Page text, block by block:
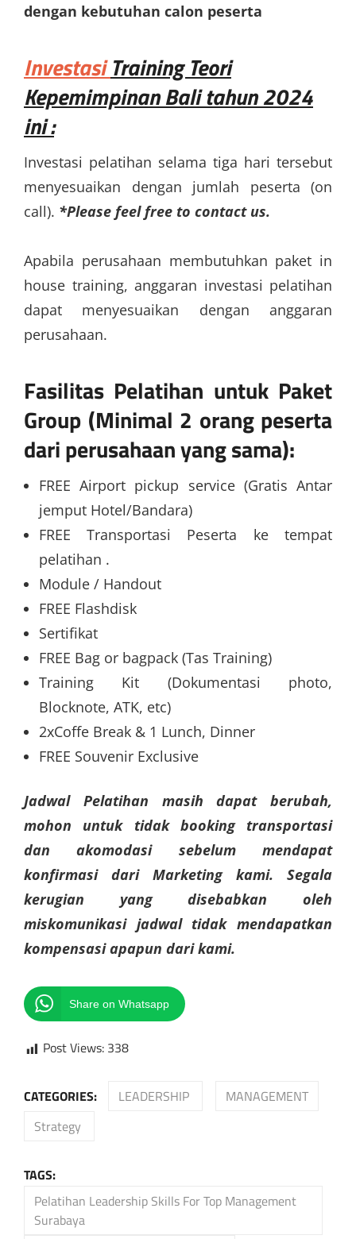
dengan kebutuhan calon peserta
Investasi Training Teori
Kepemimpinan Balitahun 2024
ini :
Investasi pelatihan selama tiga hari tersebut
menyesuaikan dengan jumlah peserta (on
call). *Please feel free to contact us.
Apabila perusahaan membutuhkan paket in
house training, anggaran investasi pelatihan
dapat menyesuaikan dengan anggaran
perusahaan.
Fasilitas Pelatihan untuk Paket
Group (Minimal 2 orang peserta
dari perusahaan yang sama):
FREE Airport pickup service (Gratis Antar
jemput Hotel/Bandara)
FREE Transportasi Peserta ke tempat
pelatihan .
Module / Handout
FREE Flashdisk
Sertifikat
FREE Bag or bagpack (Tas Training)
Training Kit (Dokumentasi photo,
Blocknote, ATK, etc)
2xCoffe Break & 1 Lunch, Dinner
FREE Souvenir Exclusive
Jadwal Pelatihan masih dapat berubah,
mohon untuk tidak booking transportasi
dan akomodasi sebelum mendapat
konfirmasi dari Marketing kami. Segala
kerugian yang disebabkan oleh
miskomunikasi jadwal tidak mendapatkan
kompensasi apapun dari kami.
Share on Whatsapp
Post Views: 338
CATEGORIES: LEADERSHIP
MANAGEMENT
Strategy
TAGS:
Pelatihan Leadership Skills For Top Management
Surabaya